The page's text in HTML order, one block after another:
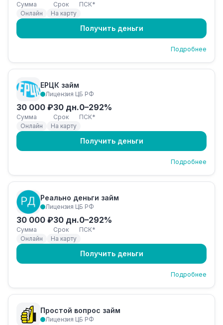
Сумма Срок
ПСК*
Онлайн
На карту
Получить деньги
Подробнее
ЕРЦК займ
Лицензия ЦБ РФ
30 000 ₽
Сумма
30 дн.
Срок
0–292%
ПСК*
Онлайн
На карту
Получить деньги
Подробнее
Реально деньги займ
Лицензия ЦБ РФ
30 000 ₽
Сумма
30 дн.
Срок
0–292%
ПСК*
Онлайн
На карту
Получить деньги
Подробнее
Простой вопрос займ
Лицензия ЦБ РФ